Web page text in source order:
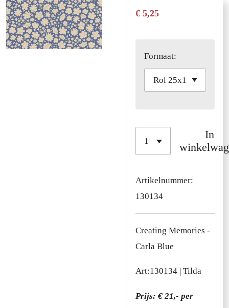
€ 5,25
Formaat:
In
Artikelnummer:
130134
Creating Memories -
Carla Blue
Art:130134 | Tilda
Prijs: € 21,- per